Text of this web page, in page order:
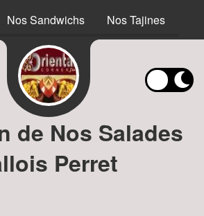
Nos Sandwichs Nos Tajines
de Nos Salades
Perret